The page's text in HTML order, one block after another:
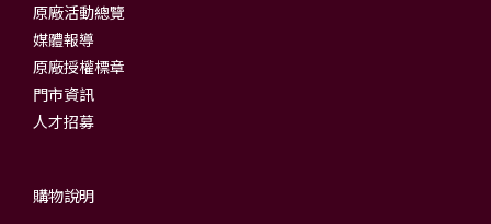
原廠活動總覽
媒體報導
原廠授權標章
門市資訊
人才招募
購物說明